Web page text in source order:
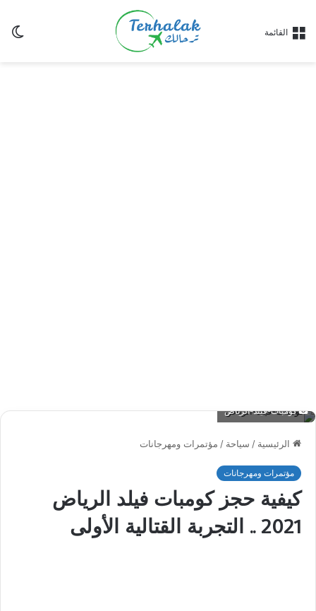
القائمة
كومبات-فيلد-الرياض
الرئيسية / سياحة / مؤتمرات ومهرجانات
مؤتمرات ومهرجانات
كيفية حجز كومبات فيلد الرياض
2021 .. التجربة القتالية الأولى